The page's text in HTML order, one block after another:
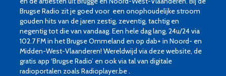
Brugse Radio zit je goed voor een onophoudelijke stroom
gouden hits van de jaren zestig, zeventig, tachtig en
negentig tot die van vandaag. Een hele dag lang, 24u/24 via
102.7 FM in het Brugse Ommeland en op dab+ in Noord- en
Midden-West-Vlaanderen! Wereldwijd via deze website, de
gratis app ‘Brugse Radio’ en ook via tal van digitale
radioportalen zoals Radioplayer.be .